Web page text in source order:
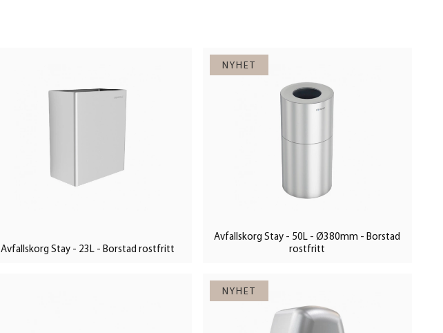
Avfallskorg Stay - 23L - Borstad rostfritt
Avfallskorg Stay - 50L - Ø380mm - Borstad
rostfritt